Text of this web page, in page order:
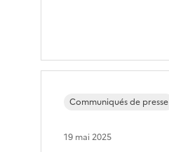
Communiqués de presse
19 mai 2025